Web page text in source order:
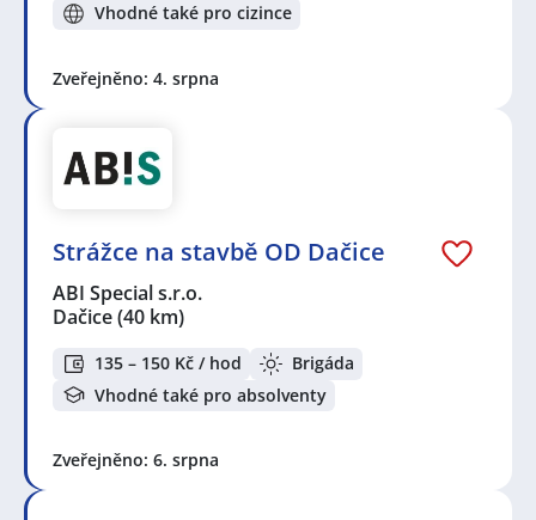
Vhodné také pro cizince
Zveřejněno: 4. srpna
Strážce na stavbě OD Dačice
ABI Special s.r.o.
Dačice(40 km)
135 – 150 Kč / hod
Brigáda
Vhodné také pro absolventy
Zveřejněno: 6. srpna